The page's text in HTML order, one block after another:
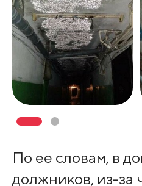
По ее словам, в
должников, из-за